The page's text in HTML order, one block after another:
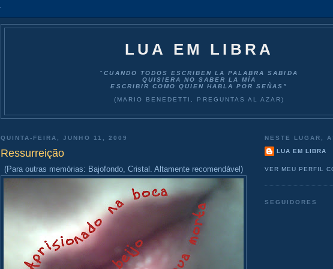
LUA EM LIBRA
"CUANDO TODOS ESCRIBEN LA PALABRA SABIDA
QUISIERA NO SABER LA MÍA
ESCRIBIR COMO QUIEN HABLA POR SEÑAS”
(MARIO BENEDETTI, PREGUNTAS AL AZAR)
QUINTA-FEIRA, JUNHO 11, 2009
Ressurreição
(Para outras memórias: Bajofondo, Cristal. Altamente recomendável)
NESTE LUGAR,
LUA EM LIBRA
VER MEU PERFIL
SEGUIDORES